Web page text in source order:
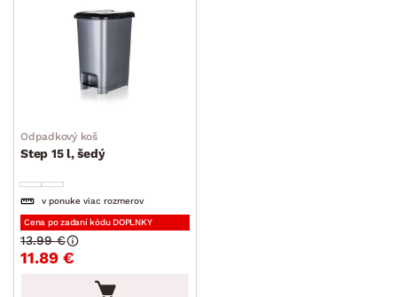
Odpadkový koš
Step 15 l, šedý
v ponuke viac rozmerov
Cena po zadaní kódu DOPLNKY
11.89 €
13.99 €